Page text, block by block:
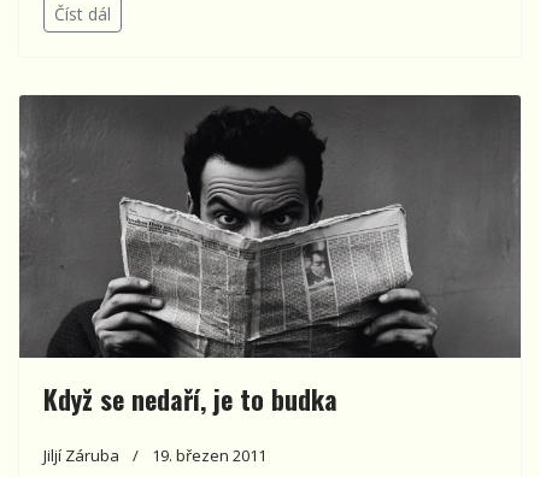
Číst dál
Když se nedaří, je to budka
Jiljí Záruba 19. březen 2011